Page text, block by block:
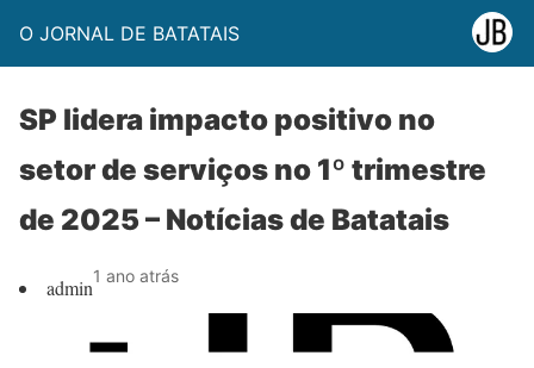
O JORNAL DE BATATAIS
SP lidera impacto positivo no
setor de serviços no 1º trimestre
de 2025 – Notícias de Batatais
admin1 ano atrás